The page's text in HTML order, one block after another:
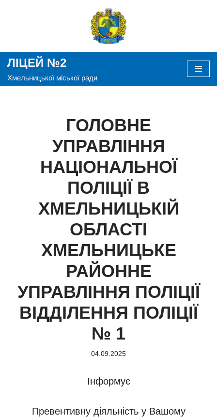
ЛІЦЕЙ №2
Хмельницької міської ради
ГОЛОВНЕ
УПРАВЛІННЯ
НАЦІОНАЛЬНОЇ
ПОЛІЦІЇ В
ХМЕЛЬНИЦЬКІЙ
ОБЛАСТІ
ХМЕЛЬНИЦЬКЕ
РАЙОННЕ
УПРАВЛІННЯ ПОЛІЦІЇ
ВІДДІЛЕННЯ ПОЛІЦІЇ
№ 1
04.09.2025
Інформує
Превентивну діяльність у Вашому